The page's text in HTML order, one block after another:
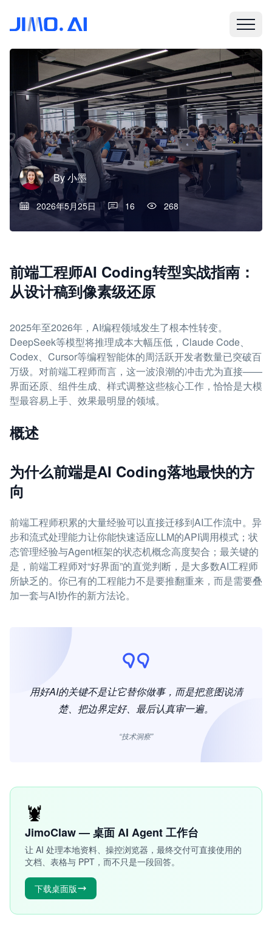
By小墨
2026年5月25日 16 268
前端工程师AI Coding转型实战指南：
从设计稿到像素级还原
2025年至2026年，AI编程领域发生了根本性转变。
DeepSeek等模型将推理成本大幅压低，Claude Code、
Codex、Cursor等编程智能体的周活跃开发者数量已突破百
万级。对前端工程师而言，这一波浪潮的冲击尤为直接——
界面还原、组件生成、样式调整这些核心工作，恰恰是大模
型最容易上手、效果最明显的领域。
概述
为什么前端是AI Coding落地最快的方
向
前端工程师积累的大量经验可以直接迁移到AI工作流中。异
步和流式处理能力让你能快速适应LLM的API调用模式；状
态管理经验与Agent框架的状态机概念高度契合；最关键的
是，前端工程师对“好界面”的直觉判断，是大多数AI工程师
所缺乏的。你已有的工程能力不是要推翻重来，而是需要叠
加一套与AI协作的新方法论。
用好AI的关键不是让它替你做事，而是把意图说清
楚、把边界定好、最后认真审一遍。
“技术洞察”
🦞
JimoClaw — 桌面 AI Agent 工作台
让 AI 处理本地资料、操控浏览器，最终交付可直接使用的
文档、表格与 PPT，而不只是一段回答。
下载桌面版